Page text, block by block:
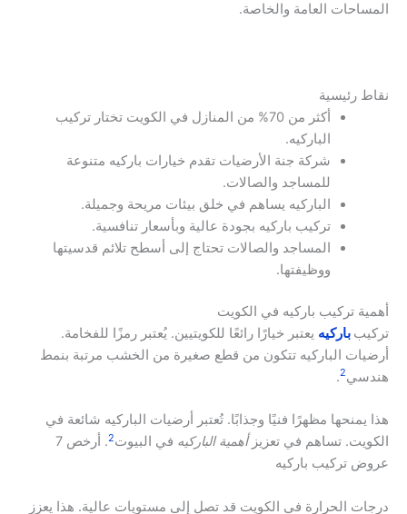
المساحات العامة والخاصة.
نقاط رئيسية
أكثر من 70% من المنازل في الكويت تختار تركيب
الباركيه.
شركة جنة الأرضيات تقدم خيارات باركيه متنوعة
للمساجد والصالات.
الباركيه يساهم في خلق بيئات مريحة وجميلة.
تركيب باركيه بجودة عالية وبأسعار تنافسية.
المساجد والصالات تحتاج إلى أسطح تلائم قدسيتها
ووظيفتها.
أهمية تركيب باركيه في الكويت
تركيب باركيه يعتبر خيارًا رائعًا للكويتيين. يُعتبر رمزًا للفخامة.
أرضيات الباركيه تتكون من قطع صغيرة من الخشب مرتبة بنمط
هندسي2
.
هذا يمنحها مظهرًا فنيًا وجذابًا. تُعتبر أرضيات الباركيه شائعة في
الكويت. تساهم في تعزيزأهمية الباركيه في البيوت2
. أرخص 7
عروض تركيب باركيه
درجات الحرارة في الكويت قد تصل إلى مستويات عالية. هذا يعزز